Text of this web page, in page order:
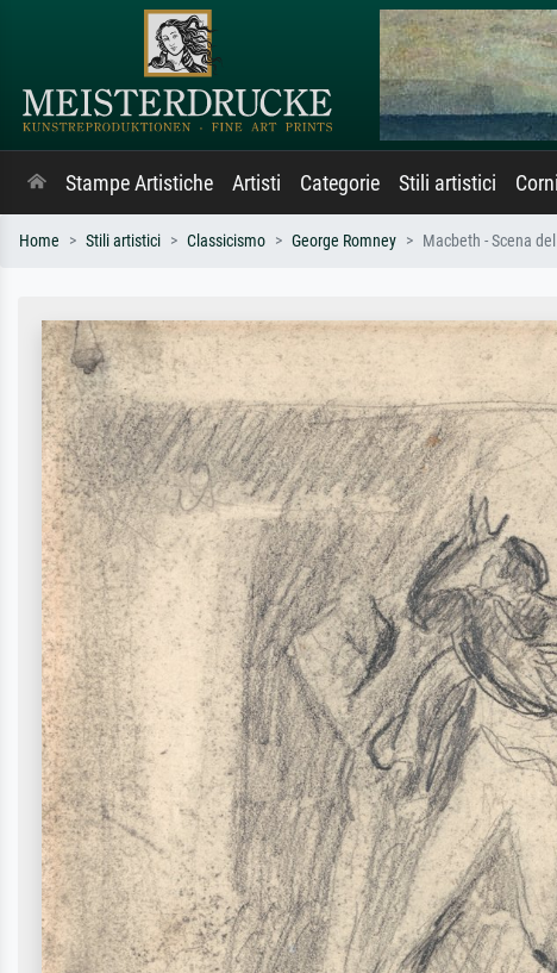
Stampe Artistiche Artisti Categorie Stili artistici
Home Stili artistici Classicismo George Romney Macbeth - Scena